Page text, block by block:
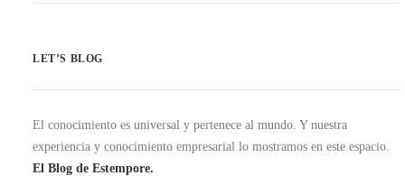
LET’S BLOG
El conocimiento es universal y pertenece al mundo. Y nuestra
experiencia y conocimiento empresarial lo mostramos en este espacio.
El Blog de Estempore.